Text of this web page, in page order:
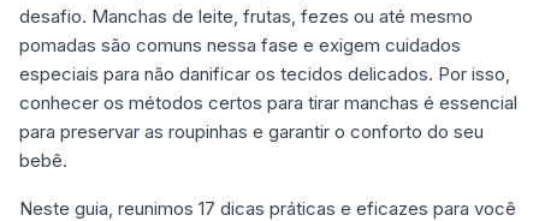
desafio. Manchas de leite, frutas, fezes ou até mesmo
pomadas são comuns nessa fase e exigem cuidados
especiais para não danificar os tecidos delicados. Por isso,
conhecer os métodos certos para tirar manchas é essencial
para preservar as roupinhas e garantir o conforto do seu
bebê.
Neste guia, reunimos 17 dicas práticas e eficazes para você